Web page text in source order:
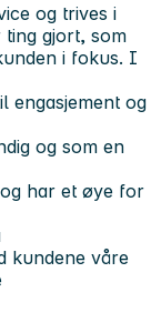
og trives i
ting gjort, som
i fokus. I
engasjement og
og som en
har et øye for
kundene våre